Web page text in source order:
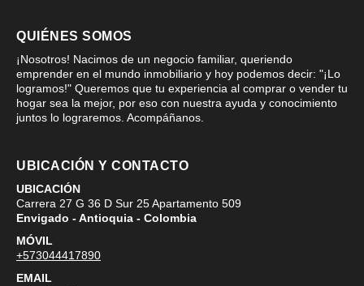
QUIÉNES SOMOS
¡Nosotros! Nacimos de un negocio familiar, queriendo
emprender en el mundo inmobiliario y hoy podemos decir: "¡Lo
logramos!" Queremos que tu experiencia al comprar o vender tu
hogar sea la mejor, por eso con nuestra ayuda y conocimiento
juntos lo lograremos. Acompáñanos.
UBICACIÓN Y CONTACTO
UBICACIÓN
Carrera 27 G 36 D Sur 25 Apartamento 509
Envigado - Antioquia - Colombia
MÓVIL
+573044417890
EMAIL